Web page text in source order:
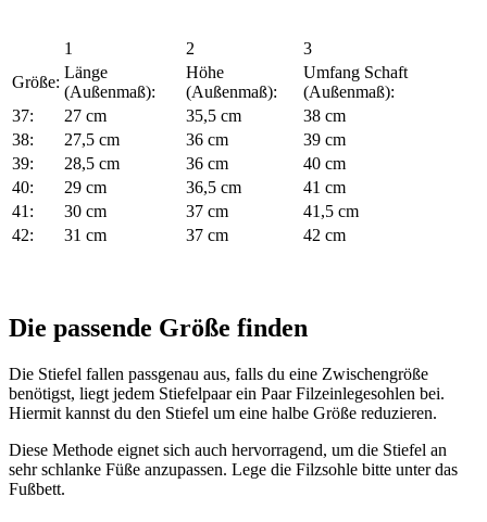
1 2
3
Größe:
Länge
(Außenmaß):
Höhe
(Außenmaß):
Umfang Schaft
(Außenmaß):
37:
27 cm 35,5 cm
38 cm
38:
27,5 cm 36 cm
39 cm
39:
28,5 cm 36 cm
40 cm
40:
29 cm 36,5 cm
41 cm
41:
30 cm 37 cm
41,5 cm
42:
31 cm 37 cm 42 cm
Die passende Größe finden
Die Stiefel fallen passgenau aus, falls du eine Zwischengröße
benötigst, liegt jedem Stiefelpaar ein Paar Filzeinlegesohlen bei.
Hiermit kannst du den Stiefel um eine halbe Größe reduzieren.
Diese Methode eignet sich auch hervorragend, um die Stiefel an
sehr schlanke Füße anzupassen. Lege die Filzsohle bitte unter das
Fußbett.